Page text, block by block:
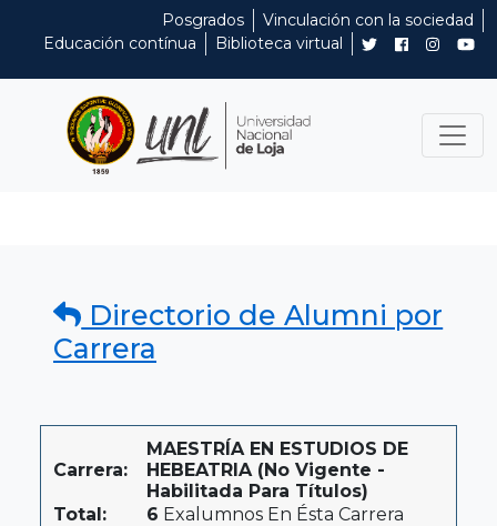
Posgrados
Vinculación con la sociedad
Educación contínua
Biblioteca virtual
Directorio de Alumni por
Carrera
Carrera:
MAESTRÍA EN ESTUDIOS DE
HEBEATRIA (No Vigente -
Habilitada Para Títulos)
Total:
6 Exalumnos En Ésta Carrera